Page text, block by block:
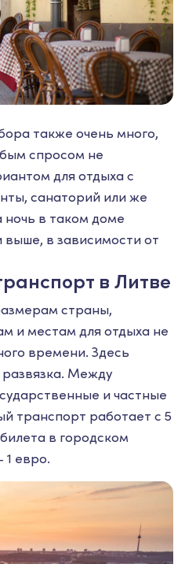
также очень много,
спросом не
для отдыха с
санаторий или же
ночь в таком доме
выше, в зависимости от
в Литве
страны,
и местам для отдыха не
времени. Здесь
развязка. Между
и частные
транспорт работает с 5
в городском
1 евро.